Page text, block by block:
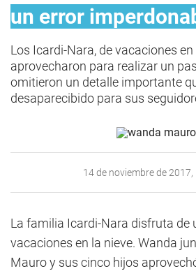
un error
Los Icardi-Nara, de vacaciones en
aprovecharon para realizar un
omitieron un detalle importante
desaparecibido para sus
14 de noviembre de 2017,
La familia Icardi-Nara disfruta de
vacaciones en la nieve. Wanda
Mauro y sus cinco hijos